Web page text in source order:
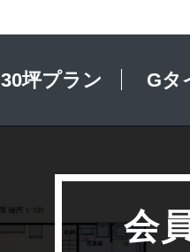
30坪プラン Gタ
会